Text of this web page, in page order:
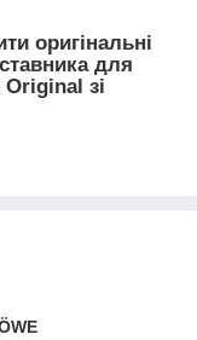
оригінальні
для
зі